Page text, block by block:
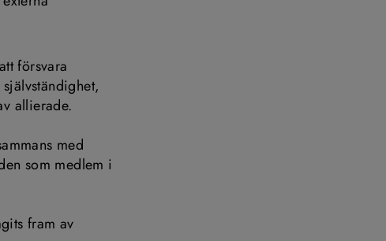
försvara
allierade.
med
som medlem i
fram av